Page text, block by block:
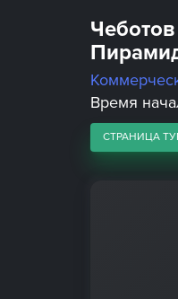
Время
СТРАНИЦА